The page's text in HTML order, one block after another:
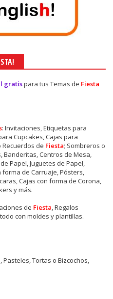
gratispara tus Temas de Fiesta
: Invitaciones, Etiquetas para
Cupcakes, Cajas para
Recuerdos de Fiesta; Sombreros o
Centros de Mesa,
Papel, Juguetes de Papel,
de Carruaje, Pósters,
Cajas con forma de Corona,
y más.
de Fiesta , Regalos
con moldes y plantillas.
Tortas o Bizcochos,